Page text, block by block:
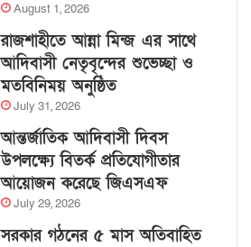
August 1, 2026
রাজশাহীতে আন্না মিন্জ এর সাথে
আদিবাসী নেতৃবৃন্দের শুভেচ্ছা ও
মতবিনিময় অনুষ্ঠিত
July 31, 2026
আন্তর্জাতিক আদিবাসী দিবস
উপলক্ষ্যে বিতর্ক প্রতিযোগীতার
আয়োজন করেছে জিএসএফ
July 29, 2026
সরকার গঠনের ৫ মাস অতিবাহিত